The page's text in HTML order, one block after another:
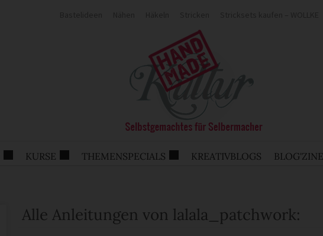
KURSE THEMENSPECIALS KREATIVBLOGS BLOG'ZINE
Alle Anleitungen von lalala_patchwork: